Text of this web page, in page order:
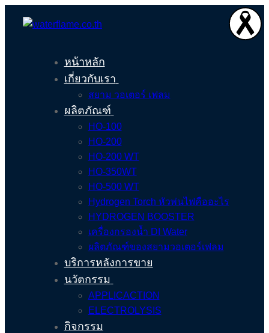
หน้าหลัก
เกี่ยวกับเรา
สยาม วอเตอร์ เฟลม
ผลิตภัณฑ์
HO-100
HO-200
HO-200 WT
HO-350WT
HO-500 WT
Hydrogen Torch หัวพ่นไฟคืออะไร
HYDROGEN BOOSTER
เครื่องกรองน้ำ DI Water
ผลิตภัณฑ์ของสยามวอเตอร์เฟลม
บริการหลังการขาย
นวัตกรรม
APPLICACTION
ELECTROLYSIS
กิจกรรม